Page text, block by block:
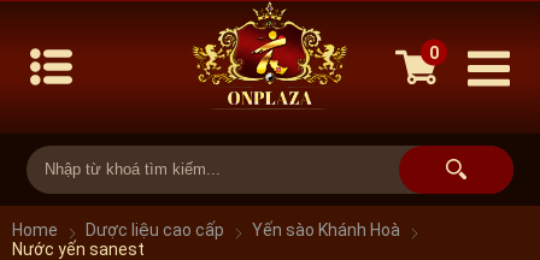
0
Home Dược liệu cao cấp
Yến sào Khánh Hoà
Nước yến sanest